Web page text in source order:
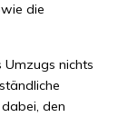
die
Umzugs nichts
den